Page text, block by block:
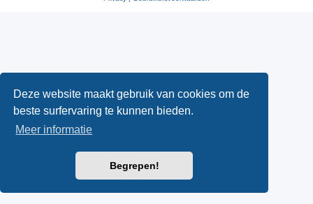
Deze website maakt gebruik van cookies om de
beste surfervaring te kunnen bieden.
Meer informatie
Begrepen!